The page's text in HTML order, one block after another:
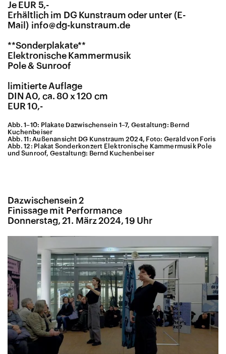
Je EUR 5,-
Erhältlich im DG Kunstraum oder unter
info@dg-kunstraum.de
**Sonderplakate**
Elektronische Kammermusik
Pole & Sunroof
limitierte Auflage
DIN A0, ca. 80 x 120 cm
EUR 10,-
Abb. 1–10: Plakate Dazwischensein 1–7, Gestaltung: Bernd
Kuchenbeiser
Abb. 11: Außenansicht DG Kunstraum 2024, Foto: Gerald von Foris
Abb. 12: Plakat Sonderkonzert Elektronische Kammermusik Pole
und Sunroof, Gestaltung: Bernd Kuchenbeiser
Dazwischensein 2
Finissage mit Performance
Donnerstag, 21. März 2024, 19 Uhr